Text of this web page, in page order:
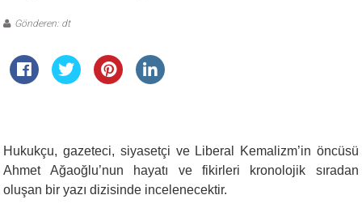
Gönderen: dt
Hukukçu, gazeteci, siyasetçi ve Liberal Kemalizm’in öncüsü
Ahmet Ağaoğlu’nun hayatı ve fikirleri kronolojik sıradan
oluşan bir yazı dizisinde incelenecektir.